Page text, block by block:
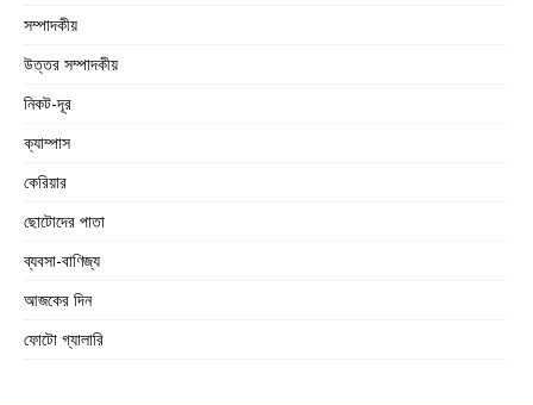
সম্পাদকীয়
উত্তর সম্পাদকীয়
নিকট-দূর
ক্যাম্পাস
কেরিয়ার
ছোটোদের পাতা
ব্যবসা-বাণিজ্য
আজকের দিন
ফোটো গ্যালারি